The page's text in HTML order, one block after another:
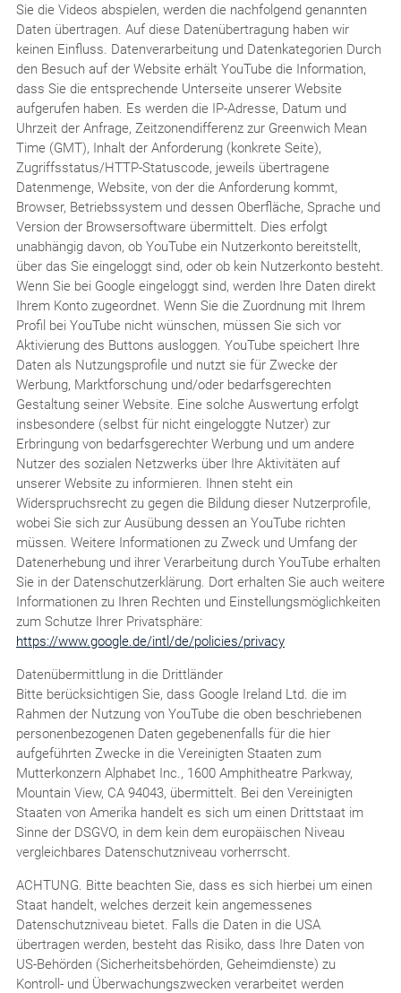
Sie die Videos abspielen, werden die nachfolgend genannten
Daten übertragen. Auf diese Datenübertragung haben wir
keinen Einfluss. Datenverarbeitung und Datenkategorien Durch
den Besuch auf der Website erhält YouTube die Information,
dass Sie die entsprechende Unterseite unserer Website
aufgerufen haben. Es werden die IP-Adresse, Datum und
Uhrzeit der Anfrage, Zeitzonendifferenz zur Greenwich Mean
Time (GMT), Inhalt der Anforderung (konkrete Seite),
Zugriffsstatus/HTTP-Statuscode, jeweils übertragene
Datenmenge, Website, von der die Anforderung kommt,
Browser, Betriebssystem und dessen Oberfläche, Sprache und
Version der Browsersoftware übermittelt. Dies erfolgt
unabhängig davon, ob YouTube ein Nutzerkonto bereitstellt,
über das Sie eingeloggt sind, oder ob kein Nutzerkonto besteht.
Wenn Sie bei Google eingeloggt sind, werden Ihre Daten direkt
Ihrem Konto zugeordnet. Wenn Sie die Zuordnung mit Ihrem
Profil bei YouTube nicht wünschen, müssen Sie sich vor
Aktivierung des Buttons ausloggen. YouTube speichert Ihre
Daten als Nutzungsprofile und nutzt sie für Zwecke der
Werbung, Marktforschung und/oder bedarfsgerechten
Gestaltung seiner Website. Eine solche Auswertung erfolgt
insbesondere (selbst für nicht eingeloggte Nutzer) zur
Erbringung von bedarfsgerechter Werbung und um andere
Nutzer des sozialen Netzwerks über Ihre Aktivitäten auf
unserer Website zu informieren. Ihnen steht ein
Widerspruchsrecht zu gegen die Bildung dieser Nutzerprofile,
wobei Sie sich zur Ausübung dessen an YouTube richten
müssen. Weitere Informationen zu Zweck und Umfang der
Datenerhebung und ihrer Verarbeitung durch YouTube erhalten
Sie in der Datenschutzerklärung. Dort erhalten Sie auch weitere
Informationen zu Ihren Rechten und Einstellungsmöglichkeiten
zum Schutze Ihrer Privatsphäre:
https://www.google.de/intl/de/policies/privacy
Datenübermittlung in die Drittländer
Bitte berücksichtigen Sie, dass Google Ireland Ltd. die im
Rahmen der Nutzung von YouTube die oben beschriebenen
personenbezogenen Daten gegebenenfalls für die hier
aufgeführten Zwecke in die Vereinigten Staaten zum
Mutterkonzern Alphabet Inc., 1600 Amphitheatre Parkway,
Mountain View, CA 94043, übermittelt. Bei den Vereinigten
Staaten von Amerika handelt es sich um einen Drittstaat im
Sinne der DSGVO, in dem kein dem europäischen Niveau
vergleichbares Datenschutzniveau vorherrscht.
ACHTUNG. Bitte beachten Sie, dass es sich hierbei um einen
Staat handelt, welches derzeit kein angemessenes
Datenschutzniveau bietet. Falls die Daten in die USA
übertragen werden, besteht das Risiko, dass Ihre Daten von
US-Behörden (Sicherheitsbehörden, Geheimdienste) zu
Kontroll- und Überwachungszwecken verarbeitet werden